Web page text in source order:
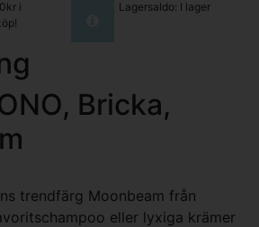
i
Lagersaldo: I lager
Bricka,
trendfärg Moonbeam från
eller lyxiga krämer